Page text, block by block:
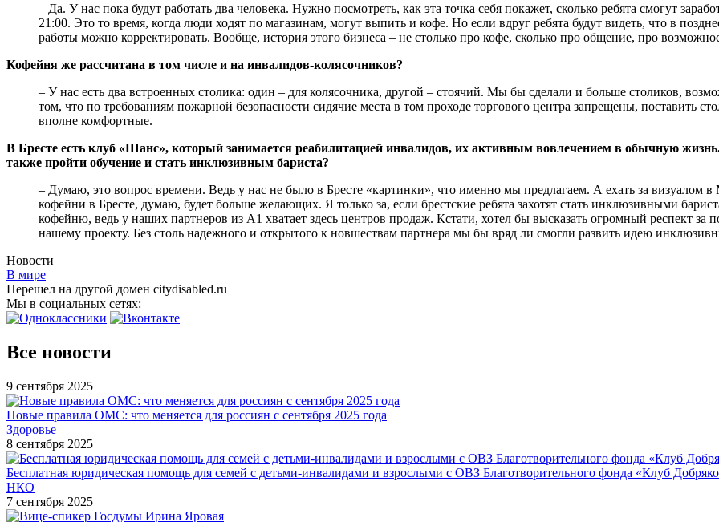
– Да. У нас пока будут работать два человека. Нужно посмотреть, как эта точка себя покажет, сколько ребята смогут
21:00. Это то время, когда люди ходят по магазинам, могут выпить и кофе. Но если вдруг ребята будут видеть, что в
работы можно корректировать. Вообще, история этого бизнеса – не столько про кофе, сколько про общение, про
Кофейня же рассчитана в том числе и на инвалидов-колясочников?
– У нас есть два встроенных столика: один – для колясочника, другой – стоячий. Мы бы сделали и больше столиков,
том, что по требованиям пожарной безопасности сидячие места в том проходе торгового центра запрещены, поставить
вполне комфортные.
В Бресте есть клуб «Шанс», который занимается реабилитацией инвалидов, их активным вовлечением в обычную
также пройти обучение и стать инклюзивным бариста?
– Думаю, это вопрос времени. Ведь у нас не было в Бресте «картинки», что именно мы предлагаем. А ехать за визуалом
кофейни в Бресте, думаю, будет больше желающих. Я только за, если брестские ребята захотят стать инклюзивными
кофейню, ведь у наших партнеров из А1 хватает здесь центров продаж. Кстати, хотел бы высказать огромный респект
нашему проекту. Без столь надежного и открытого к новшествам партнера мы бы вряд ли смогли развить идею
Новости
В мире
Перешел на другой домен citydisabled.ru
Мы в социальных сетях:
Все новости
9 сентября 2025
Новые правила ОМС: что меняется для россиян с сентября 2025 года
Здоровье
8 сентября 2025
Бесплатная юридическая помощь для семей с детьми-инвалидами и взрослыми с ОВЗ Благотворительного фонда «Клуб
НКО
7 сентября 2025